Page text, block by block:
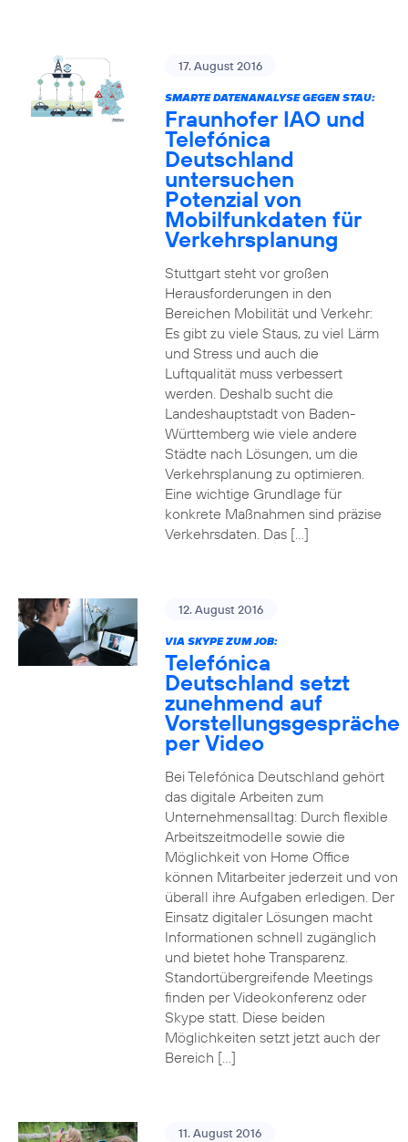
17. August 2016
SMARTE DATENANALYSE GEGEN STAU:
Fraunhofer IAO und
Telefónica
Deutschland
untersuchen
Potenzial von
Mobilfunkdaten für
Verkehrsplanung
Stuttgart steht vor großen
Herausforderungen in den
Bereichen Mobilität und Verkehr:
Es gibt zu viele Staus, zu viel Lärm
und Stress und auch die
Luftqualität muss verbessert
werden. Deshalb sucht die
Landeshauptstadt von Baden-
Württemberg wie viele andere
Städte nach Lösungen, um die
Verkehrsplanung zu optimieren.
Eine wichtige Grundlage für
konkrete Maßnahmen sind präzise
Verkehrsdaten. Das […]
12. August 2016
VIA SKYPE ZUM JOB:
Telefónica
Deutschland setzt
zunehmend auf
Vorstellungsgespräche
per Video
Bei Telefónica Deutschland gehört
das digitale Arbeiten zum
Unternehmensalltag: Durch flexible
Arbeitszeitmodelle sowie die
Möglichkeit von Home Office
können Mitarbeiter jederzeit und von
überall ihre Aufgaben erledigen. Der
Einsatz digitaler Lösungen macht
Informationen schnell zugänglich
und bietet hohe Transparenz.
Standortübergreifende Meetings
finden per Videokonferenz oder
Skype statt. Diese beiden
Möglichkeiten setzt jetzt auch der
Bereich […]
11. August 2016